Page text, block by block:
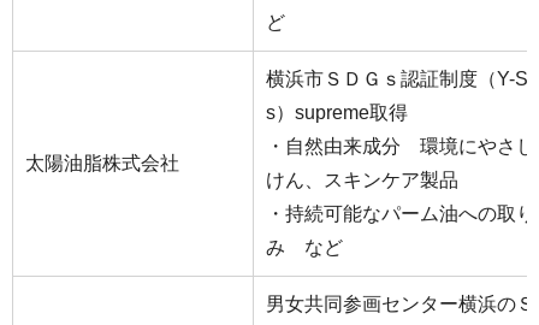
ど
太陽油脂株式会社
横浜市ＳＤＧｓ認証制度（Y-
s）supreme取得
・自然由来成分 環境にやさし
けん、スキンケア製品
・持続可能なパーム油への取
み など
男女共同参画センター横浜の